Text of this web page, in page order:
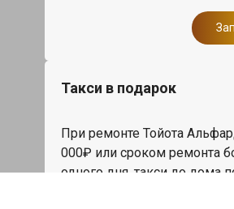
Такси в подарок
При ремонте Тойота
000₽ или сроком ремонта
одного дня, такси до дома